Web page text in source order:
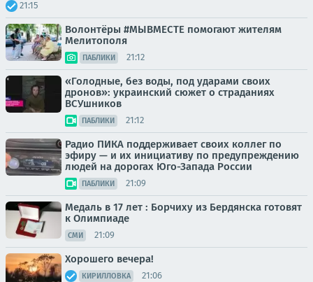
21:15
Волонтёры #МЫВМЕСТЕ помогают жителям
Мелитополя
ПАБЛИКИ 21:12
«Голодные, без воды, под ударами своих
дронов»: украинский сюжет о страданиях
ВСУшников
ПАБЛИКИ 21:12
Радио ПИКА поддерживает своих коллег по
эфиру — и их инициативу по предупреждению
людей на дорогах Юго-Запада России
ПАБЛИКИ 21:09
Медаль в 17 лет : Борчиху из Бердянска готовят
к Олимпиаде
СМИ 21:09
Хорошего вечера!
КИРИЛЛОВКА 21:06